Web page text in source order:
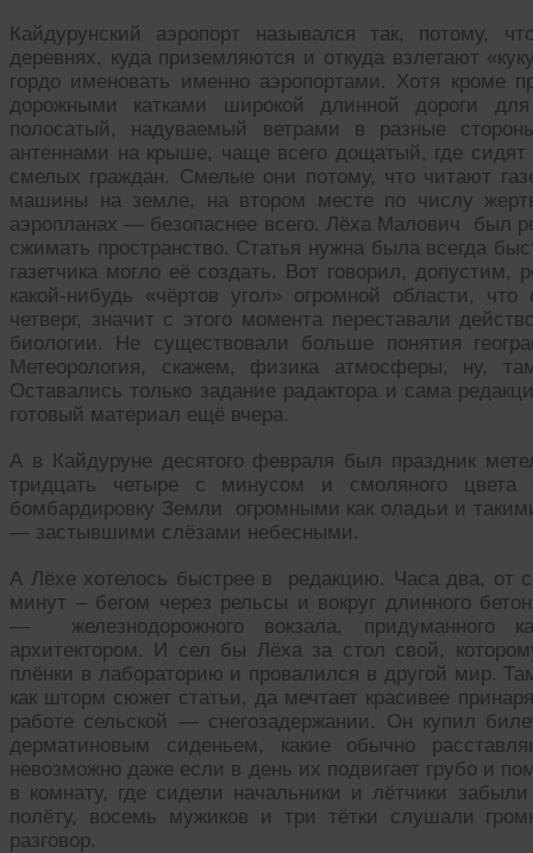
Кайдурунский аэропорт назывался так, потому,
деревнях, куда приземляются и откуда взлетают
гордо именовать именно аэропортами. Хотя кроме
дорожными катками широкой длинной дороги
полосатый, надуваемый ветрами в разные
антеннами на крыше, чаще всего дощатый, где
смелых граждан. Смелые они потому, что читают
машины на земле, на втором месте по числу
аэропланах — безопаснее всего. Лёха Малович был
сжимать пространство. Статья нужна была всегда
газетчика могло её создать. Вот говорил, допустим,
какой-нибудь «чёртов угол» огромной области,
четверг, значит с этого момента переставали
биологии. Не существовали больше понятия
Метеорология, скажем, физика атмосферы, ну,
Оставались только задание радактора и сама
готовый материал ещё вчера.
А в Кайдуруне десятого февраля был праздник
тридцать четыре с минусом и смоляного
бомбардировку Земли огромными как оладьи и
— застывшими слёзами небесными.
А Лёхе хотелось быстрее в редакцию. Часа два, от
минут – бегом через рельсы и вокруг длинного
— железнодорожного вокзала, придуманного
архитектором. И сел бы Лёха за стол свой,
плёнки в лабораторию и провалился в другой мир.
как шторм сюжет статьи, да мечтает красивее
работе сельской — снегозадержании. Он купил
дерматиновым сиденьем, какие обычно
невозможно даже если в день их подвигает грубо и
в комнату, где сидели начальники и лётчики
полёту, восемь мужиков и три тётки слушали
разговор.